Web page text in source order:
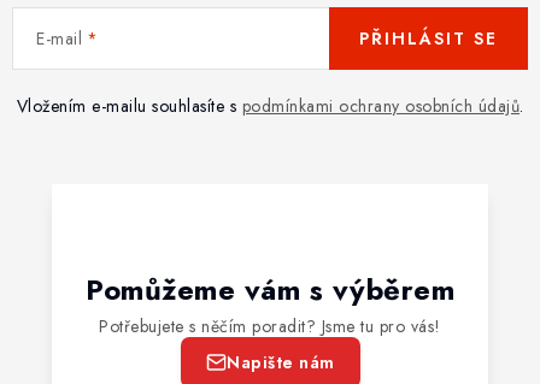
E-mail
Vložením e-mailu souhlasíte s podmínkami ochrany osobních údajů.
PŘIHLÁSIT SE
Pomůžeme vám s výběrem
Potřebujete s něčím poradit? Jsme tu pro vás!
Napište nám